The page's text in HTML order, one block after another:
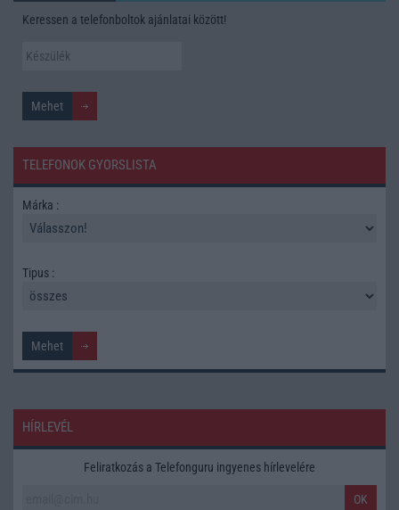
Keressen a telefonboltok ajánlatai között!
TELEFONOK GYORSLISTA
Márka :
Tipus :
HÍRLEVÉL
Feliratkozás a Telefonguru ingyenes hírlevelére
OK